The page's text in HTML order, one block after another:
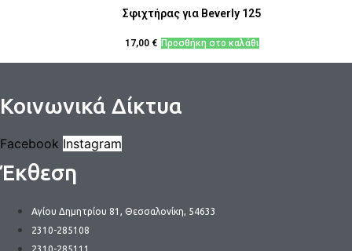
Σφιχτήρας για Beverly 125
17,00 € Προσθήκη στο καλάθι
Κοινωνικά Δίκτυα
Facebook Instagram
Έκθεση
Αγίου Δημητρίου 81, Θεσσαλονίκη, 54633
2310-285108